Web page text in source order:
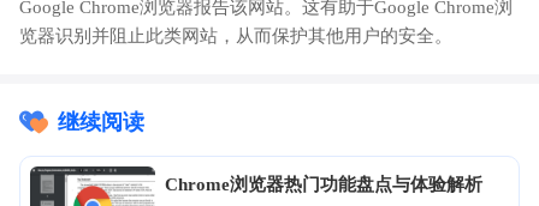
Google Chrome浏览器报告该网站。这有助于Google Chrome浏
览器识别并阻止此类网站，从而保护其他用户的安全。
继续阅读
Chrome浏览器热门功能盘点与体验解析